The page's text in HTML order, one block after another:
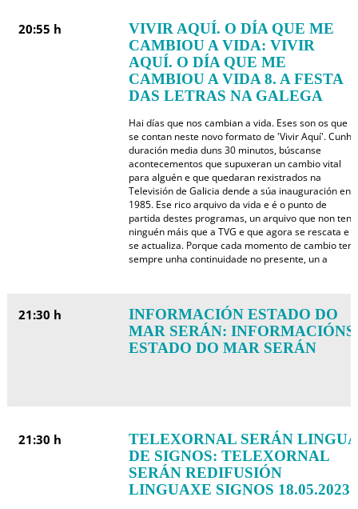
20:55 h
VIVIR AQUÍ. O DÍA QUE ME
CAMBIOU A VIDA: VIVIR
AQUÍ. O DÍA QUE ME
CAMBIOU A VIDA 8. A FESTA
DAS LETRAS NA GALEGA
Hai días que nos cambian a vida. Eses son os que
se contan neste novo formato de 'Vivir Aquí'. Cunha
duración media duns 30 minutos, búscanse
acontecementos que supuxeran un cambio vital
para alguén e que quedaran rexistrados na
Televisión de Galicia dende a súa inauguración en
1985. Ese rico arquivo da vida e é o punto de
partida destes programas, un arquivo que non ten
ninguén máis que a TVG e que agora se rescata e
se actualiza. Porque cada momento de cambio ten
sempre unha continuidade no presente, un a
21:30 h
INFORMACIÓN ESTADO DO
MAR SERÁN: INFORMACIÓNS
ESTADO DO MAR SERÁN
21:30 h
TELEXORNAL SERÁN LINGUA
DE SIGNOS: TELEXORNAL
SERÁN REDIFUSIÓN
LINGUAXE SIGNOS 18.05.2023